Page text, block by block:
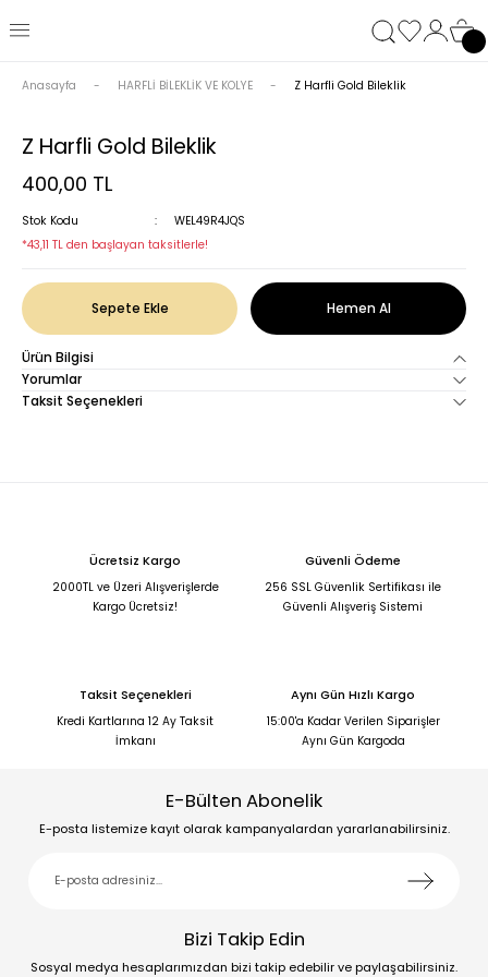
Anasayfa HARFLİ BİLEKLİK VE KOLYE Z Harfli Gold Bileklik
Z Harfli Gold Bileklik
400,00 TL
Stok Kodu
WEL49R4JQS
*43,11 TL den başlayan taksitlerle!
Sepete Ekle Hemen Al
Ürün Bilgisi
Yorumlar
Taksit Seçenekleri
Ücretsiz Kargo
2000TL ve Üzeri Alışverişlerde
Kargo Ücretsiz!
Güvenli Ödeme
256 SSL Güvenlik Sertifikası ile
Güvenli Alışveriş Sistemi
Taksit Seçenekleri
Kredi Kartlarına 12 Ay Taksit
İmkanı
Aynı Gün Hızlı Kargo
15:00'a Kadar Verilen Siparişler
Aynı Gün Kargoda
E-Bülten Abonelik
E-posta listemize kayıt olarak kampanyalardan yararlanabilirsiniz.
Bizi Takip Edin
Sosyal medya hesaplarımızdan bizi takip edebilir ve paylaşabilirsiniz.